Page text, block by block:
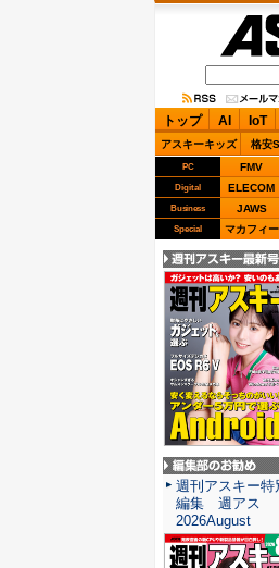
ASCII.jp
トップ AI IoT
アスキーキッズ 格安
PC FMV
Digital ELECOM
Business JAWS
Special マカフィー
週刊アスキー最
号
編集部のお勧め
週刊アスキー特
編集 週アス
2026August